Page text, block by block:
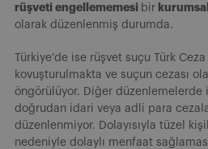
rüşveti engellememesi bir
olarak düzenlenmiş durumda.
Türkiye’de ise rüşvet suçu Türk
kovuşturulmakta ve suçun cezası
öngörülüyor. Diğer düzenlemelerde
doğrudan idari veya adli para
düzenlenmiyor. Dolayısıyla tüzel
nedeniyle dolaylı menfaat